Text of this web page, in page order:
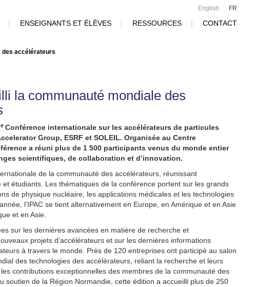
English FR
| ENSEIGNANTS ET ÉLÈVES | RESSOURCES | CONTACT
des accélérateurs
la communauté mondiale des
e Conférence internationale sur les accélérateurs de particules
Group, ESRF et SOLEIL. Organisée au Centre
a réuni plus de 1 500 participants venus du monde entier
scientifiques, de collaboration et d’innovation.
de la communauté des accélérateurs, réunissant
étudiants. Les thématiques de la conférence portent sur les grands
de physique nucléaire, les applications médicales et les technologies
l’IPAC se tient alternativement en Europe, en Amérique et en Asie
et en Asie.
sur les dernières avancées en matière de recherche et
projets d’accélérateurs et sur les dernières informations
à travers le monde. Près de 120 entreprises ont participé au salon
des technologies des accélérateurs, reliant la recherche et leurs
contributions exceptionnelles des membres de la communauté des
soutien de la Région Normandie, cette édition a accueilli plus de 250